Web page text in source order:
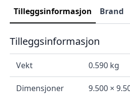
Tilleggsinformasjon Brand
Tilleggsinformasjon
Vekt 0.590 kg
Dimensjoner 9.500 ×